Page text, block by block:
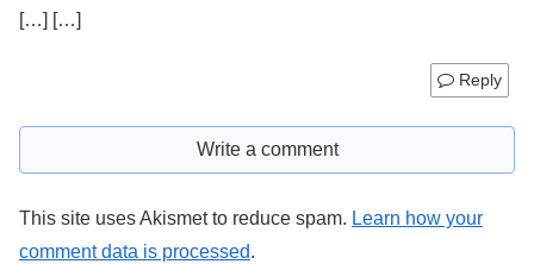
[…] […]
Reply
Write a comment
This site uses Akismet to reduce spam. Learn how your
comment data is processed.